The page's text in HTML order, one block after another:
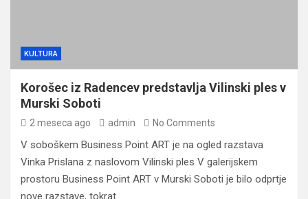
KULTURA
Korošec iz Radencev predstavlja Vilinski ples v
Murski Soboti
2 meseca ago admin No Comments
V soboškem Business Point ART je na ogled razstava
Vinka Prislana z naslovom Vilinski ples V galerijskem
prostoru Business Point ART v Murski Soboti je bilo odprtje
nove razstave, tokrat…